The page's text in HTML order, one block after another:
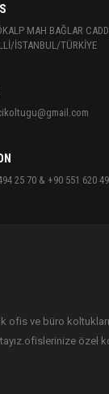
MAH BAĞLAR
İSTANBUL/TÜRKİYE
25 70 & +90 551 620
ofis ve büro
özel